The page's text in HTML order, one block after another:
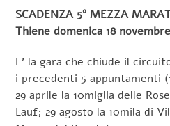
SCADENZA 5° MEZZA
Thiene domenica 18 novembre
E’ la gara che chiude il
i precedenti 5 appuntamenti
29 aprile la 10miglia delle
Lauf; 29 agosto la 10mila di